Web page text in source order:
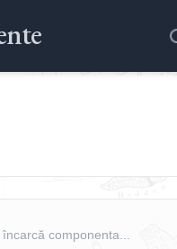
încarcă componenta...